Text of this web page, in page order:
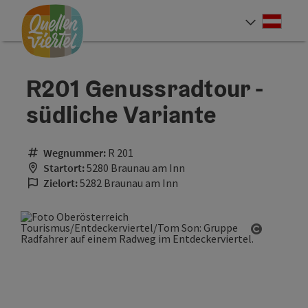
Zum Inhalt
Zur Navigation
Zum Seitenanfang
R201 Genussradtour -
südliche Variante
Wegnummer: R 201
Startort:5280 Braunau am Inn
Zielort:5282 Braunau am Inn